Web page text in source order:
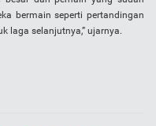
bermain seperti pertandingan
laga selanjutnya,” ujarnya.